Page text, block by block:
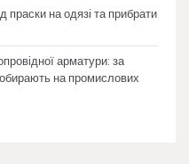
праски на одязі та прибрати
арматури: за
на промислових